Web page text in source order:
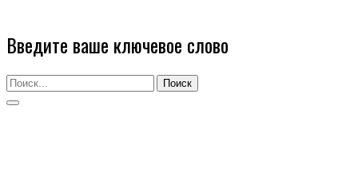
Введите ваше ключевое слово
Поиск